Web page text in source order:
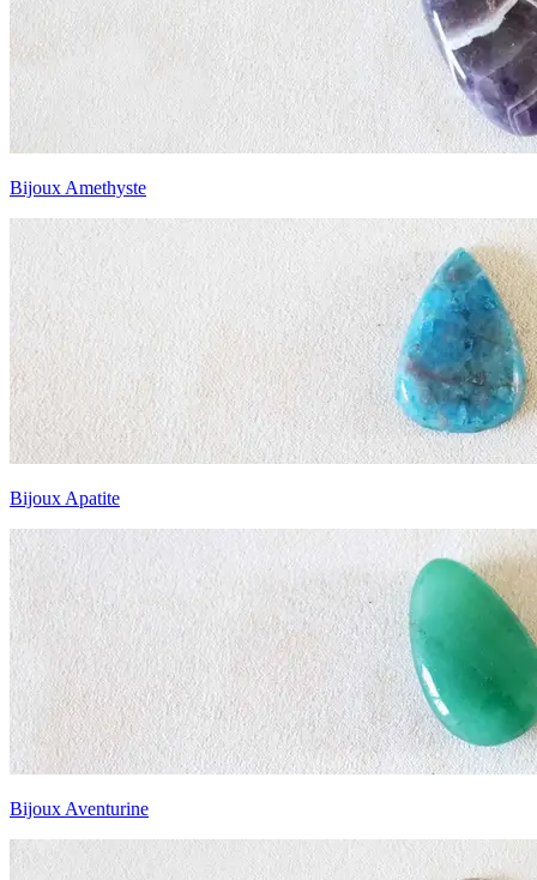
Bijoux Amethyste
Bijoux Apatite
Bijoux Aventurine